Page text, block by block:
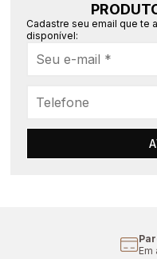
Cadastre seu email que te
disponível:
Em